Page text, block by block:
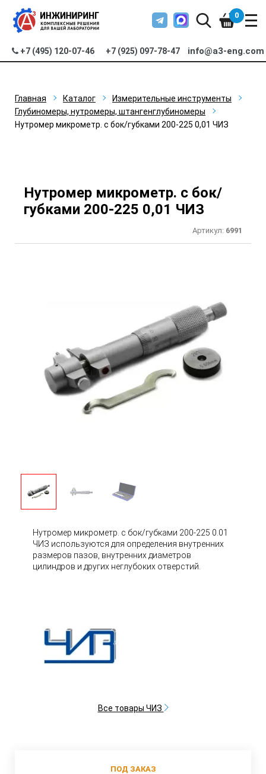
+7 (495) 120-07-46 +7 (925) 097-78-47 info@a3-eng.com
0
Главная Каталог
Измерительные инструменты
Глубиномеры, нутромеры, штангенглубиномеры
Нутромер микрометр. с бок/губками 200-225 0,01 ЧИЗ
Нутромер микрометр. с бок/
губками 200-225 0,01 ЧИЗ
Артикул: 6991
Нутромер микрометр. с бок/губками 200-225 0.01
ЧИЗ используются для определения внутренних
размеров пазов, внутренних диаметров
цилиндров и других неглубоких отверстий.
Все товары ЧИЗ
ПОД ЗАКАЗ